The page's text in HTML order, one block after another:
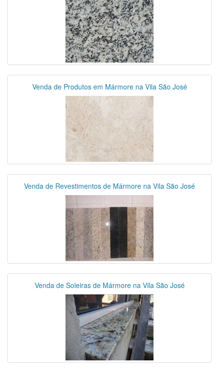
Venda de Produtos em Mármore na Vila São José
Venda de Revestimentos de Mármore na Vila São José
Venda de Soleiras de Mármore na Vila São José